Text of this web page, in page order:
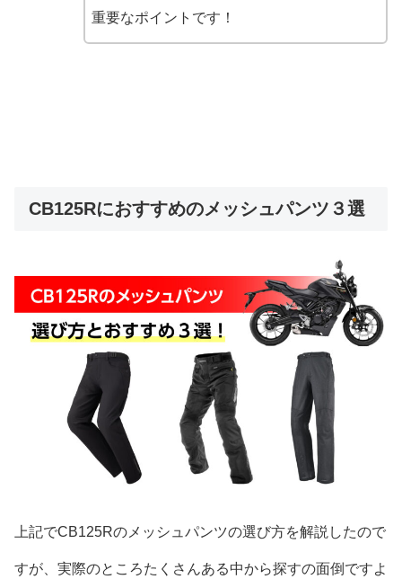
重要なポイントです！
CB125Rにおすすめのメッシュパンツ３選
上記でCB125Rのメッシュパンツの選び方を解説したので
すが、実際のところたくさんある中から探すの面倒ですよ